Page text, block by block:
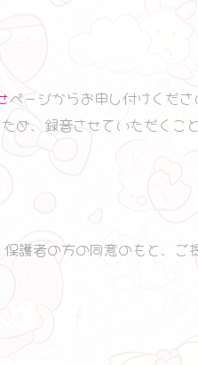
ページからお申し付けくださ
め、録音させていただくこ
護者の方の同意のもと、ご